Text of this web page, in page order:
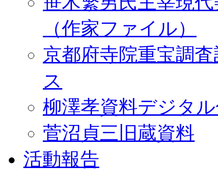
（作家ファイル）
京都府寺院重宝調
ス
柳澤孝資料デジタ
菅沼貞三旧蔵資料
活動報告